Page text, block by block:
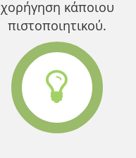
χορήγηση κάποιου
πιστοποιητικού.